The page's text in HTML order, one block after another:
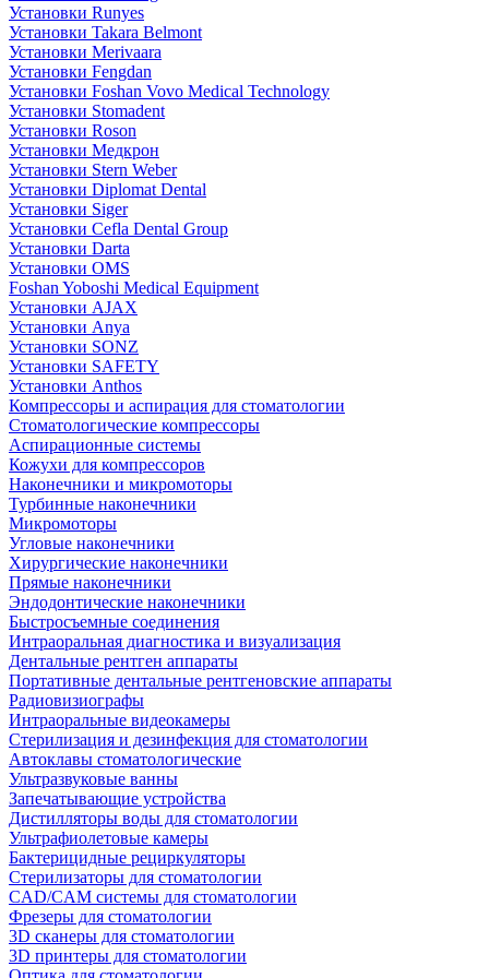
Установки Runyes
Установки Takara Belmont
Установки Merivaara
Установки Fengdan
Установки Foshan Vovo Medical Technology
Установки Stomadent
Установки Roson
Установки Медкрон
Установки Stern Weber
Установки Diplomat Dental
Установки Siger
Установки Cefla Dental Group
Установки Darta
Установки OMS
Foshan Yoboshi Medical Equipment
Установки AJAX
Установки Anya
Установки SONZ
Установки SAFETY
Установки Anthos
Компрессоры и аспирация для стоматологии
Стоматологические компрессоры
Аспирационные системы
Кожухи для компрессоров
Наконечники и микромоторы
Турбинные наконечники
Микромоторы
Угловые наконечники
Хирургические наконечники
Прямые наконечники
Эндодонтические наконечники
Быстросъемные соединения
Интраоральная диагностика и визуализация
Дентальные рентген аппараты
Портативные дентальные рентгеновские аппараты
Радиовизиографы
Интраоральные видеокамеры
Стерилизация и дезинфекция для стоматологии
Автоклавы стоматологические
Ультразвуковые ванны
Запечатывающие устройства
Дистилляторы воды для стоматологии
Ультрафиолетовые камеры
Бактерицидные рециркуляторы
Стерилизаторы для стоматологии
CAD/CAM системы для стоматологии
Фрезеры для стоматологии
3D cканеры для стоматологии
3D принтеры для стоматологии